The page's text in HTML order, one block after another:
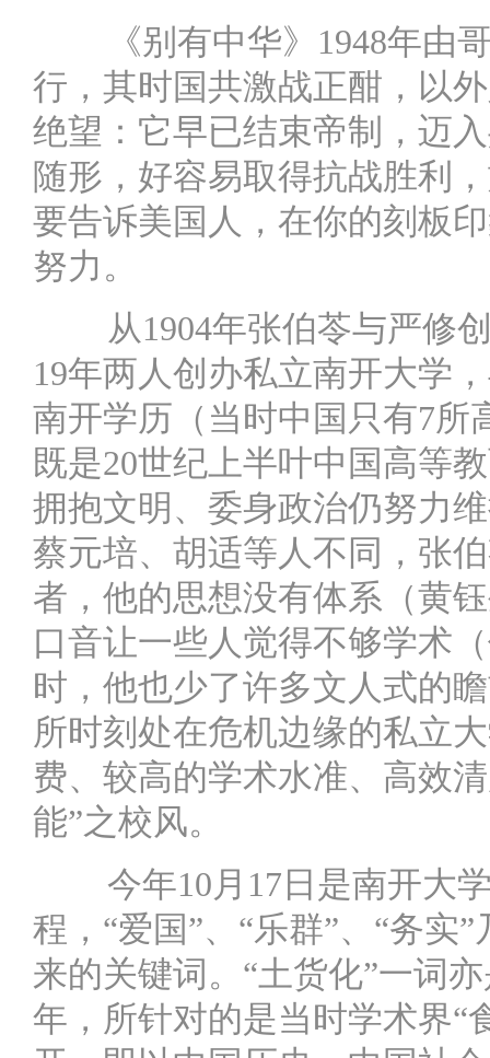
《别有中华》1948年由
行，其时国共激战正酣，以
绝望：它早已结束帝制，迈
随形，好容易取得抗战胜利
要告诉美国人，在你的刻板
努力。
从1904年张伯苓与严修
19年两人创办私立南开大学
南开学历（当时中国只有7所
既是20世纪上半叶中国高等
拥抱文明、委身政治仍努力
蔡元培、胡适等人不同，张
者，他的思想没有体系（黄
口音让一些人觉得不够学术
时，他也少了许多文人式的
所时刻处在危机边缘的私立
费、较高的学术水准、高效
能”之校风。
今年10月17日是南开大
程，“爱国”、“乐群”、“务实
来的关键词。“土货化”一词
年，所针对的是当时学术界“